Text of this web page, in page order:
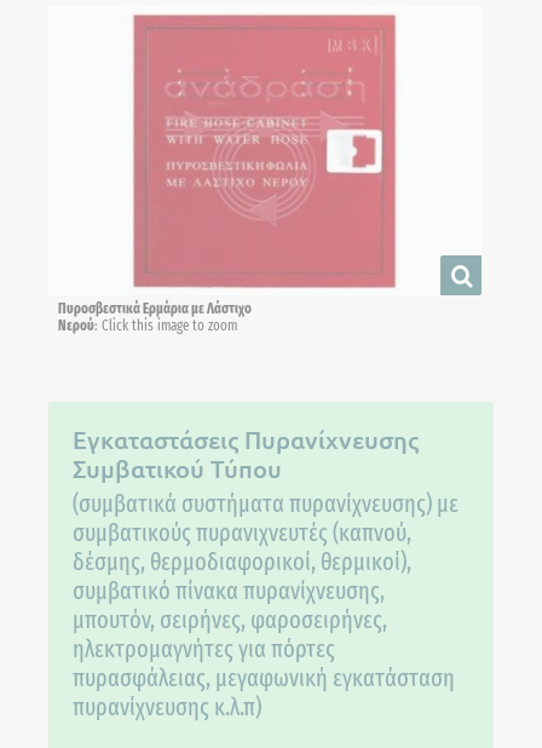
Πυροσβεστικά Ερμάρια με Λάστιχο
Νερού: Click this image to zoom
Εγκαταστάσεις Πυρανίχνευσης
Συμβατικού Τύπου
(συμβατικά συστήματα πυρανίχνευσης) με
συμβατικούς πυρανιχνευτές (καπνού,
δέσμης, θερμοδιαφορικοί, θερμικοί),
συμβατικό πίνακα πυρανίχνευσης,
μπουτόν, σειρήνες, φαροσειρήνες,
ηλεκτρομαγνήτες για πόρτες
πυρασφάλειας, μεγαφωνική εγκατάσταση
πυρανίχνευσης κ.λ.π)